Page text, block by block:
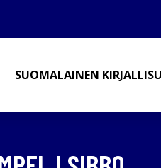
SUOMALAINEN